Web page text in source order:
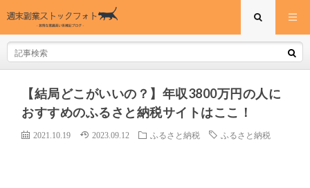
【結局どこがいいの？】年収3800万円の人に
おすすめのふるさと納税サイトはここ！
2021.10.19 2023.09.12 ふるさと納税 ふるさと納税